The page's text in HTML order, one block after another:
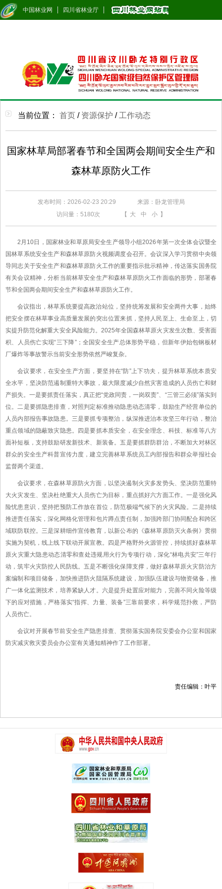
中国林业网 四川省林业厅
当前位置： 首页 / 资源保护 / 工作动态
国家林草局部署春节和全国两会期间安全生产和
森林草原防火工作
发布时间：2026-02-23 20:29
来源：卧龙管理局
访问量： 5180次 【 大 中 小 】
2月10日，国家林业和草原局安全生产领导小组2026年第一次全体会议暨全
国林草系统安全生产和森林草原防火视频调度会召开。会议深入学习贯彻中央领
导同志关于安全生产和森林草原防火工作的重要指示批示精神，传达落实国务院
有关会议精神，分析当前林草安全生产和森林草原防火工作面临的形势，部署春
节和全国两会期间安全生产和森林草原防火工作。
会议指出，林草系统要提高政治站位，坚持统筹发展和安全两件大事，始终
把安全摆在林草事业高质量发展的突出位置来抓，坚持人民至上、生命至上，切
实提升防范化解重大安全风险能力。2025年全国森林草原火灾发生次数、受害面
积、人员伤亡实现“三下降”；全国安全生产总体形势平稳，但新年伊始包钢板材
厂爆炸等事故警示当前安全形势依然严峻复杂。
会议要求，在安全生产方面，要坚持在“防”上下功夫，提升林草系统本质安
全水平，坚决防范遏制重特大事故，最大限度减少自然灾害造成的人员伤亡和财
产损失。一是要抓责任落实，真正把“党政同责，一岗双责”、“三管三必须”落实到
位。二是要抓隐患排查，对照判定标准推动隐患动态清零，鼓励生产经营单位的
人员内部报告事故隐患。三是要抓专项整治，纵深推进治本攻坚三年行动，整治
重点领域的隐蔽致灾隐患。四是要抓本质安全，在安全理念、科技、标准等八方
面补短板，支持鼓励研发新技术、新装备。五是要抓群防群治，不断加大对林区
群众的安全生产科普宣传力度，建立完善林草系统员工内部报告和群众举报社会
监督两个渠道。
会议要求，在森林草原防火方面，以坚决遏制火灾多发势头、坚决防范重特
大火灾发生、坚决杜绝重大人员伤亡为目标，重点抓好六方面工作。一是强化风
险忧患意识，坚持把预防工作放在首位，防范极端气候下的火灾风险。二是持续
推进责任落实，深化网格化管理和包片蹲点责任制，加强跨部门协同配合和跨区
域联防联控。三是深耕细作宣传教育，以新公布的《森林草原防灭火条例》贯彻
实施为契机，线上线下联动开展宣教。四是严格野外火源管控，持续抓好森林草
原火灾重大隐患动态清零和查处违规用火行为专项行动，深化“林电共安”三年行
动，筑牢火灾防控人民防线。五是不断强化保障支撑，做好森林草原火灾防治方
案编制和项目储备，加快推进防火阻隔系统建设，加强队伍建设与物资储备，推
广一体化监测技术，培养紧缺人才。六是提升处置应对能力，完善不同火险等级
下的应对措施，严格落实“指挥、力量、装备”三靠前要求，科学规范扑救，严防
人员伤亡。
会议对开展春节前安全生产隐患排查、贯彻落实国务院安委会办公室和国家
防灾减灾救灾委员会办公室有关通知精神作了工作部署。
责任编辑：叶平